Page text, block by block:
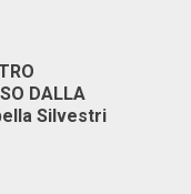
DALLA
Silvestri